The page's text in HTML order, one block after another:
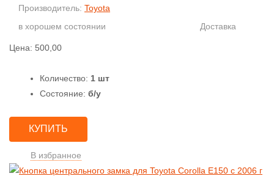
Производитель: Toyota
в хорошем состоянии
Доставка
Цена: 500,00
Количество: 1 шт
Состояние: б/у
КУПИТЬ
В избранное